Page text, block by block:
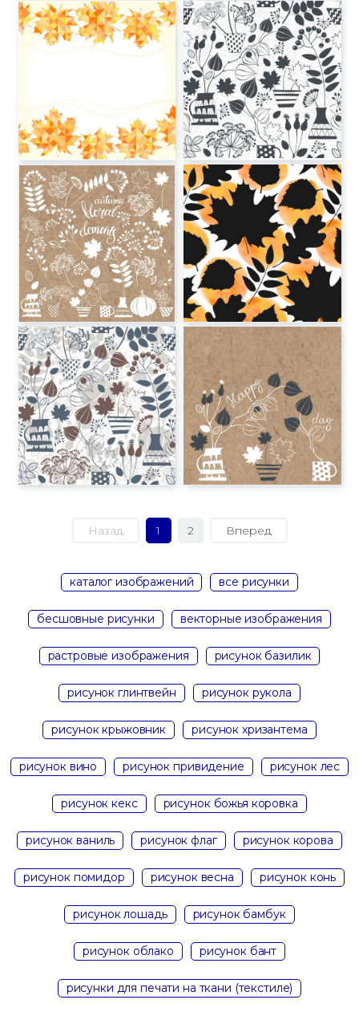
Назад 1 2 Вперед
каталог изображений все рисунки
бесшовные рисунки векторные изображения
растровые изображения рисунок базилик
рисунок глинтвейн рисунок рукола
рисунок крыжовник рисунок хризантема
рисунок вино рисунок привидение рисунок лес
рисунок кекс рисунок божья коровка
рисунок ваниль рисунок флаг рисунок корова
рисунок помидор рисунок весна рисунок конь
рисунок лошадь рисунок бамбук
рисунок облако рисунок бант
рисунки для печати на ткани (текстиле)